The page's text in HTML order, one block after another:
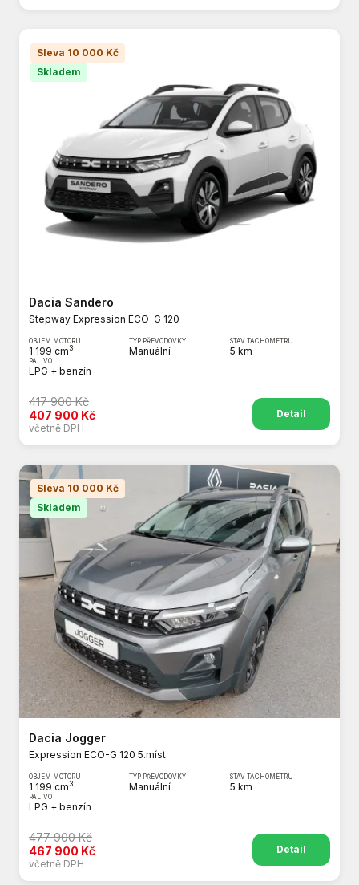
Sleva 10 000 Kč
Skladem
Dacia Sandero
Stepway Expression ECO-G 120
OBJEM MOTORU
1 199 cm3
TYP PŘEVODOVKY
Manuální
STAV TACHOMETRU
5 km
PALIVO
LPG + benzín
417 900 Kč
407 900 Kč
včetně DPH
Detail
Sleva 10 000 Kč
Skladem
Dacia Jogger
Expression ECO-G 120 5.míst
OBJEM MOTORU
1 199 cm3
TYP PŘEVODOVKY
Manuální
STAV TACHOMETRU
5 km
PALIVO
LPG + benzín
477 900 Kč
467 900 Kč
včetně DPH
Detail